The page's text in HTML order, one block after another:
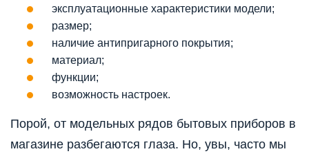
эксплуатационные характеристики модели;
размер;
наличие антипригарного покрытия;
материал;
функции;
возможность настроек.
Порой, от модельных рядов бытовых приборов в
магазине разбегаются глаза. Но, увы, часто мы